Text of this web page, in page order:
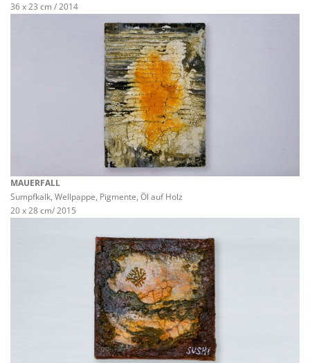
36 x 23 cm / 2014
MAUERFALL
Sumpfkalk, Wellpappe, Pigmente, Öl auf Holz
20 x 28 cm/ 2015